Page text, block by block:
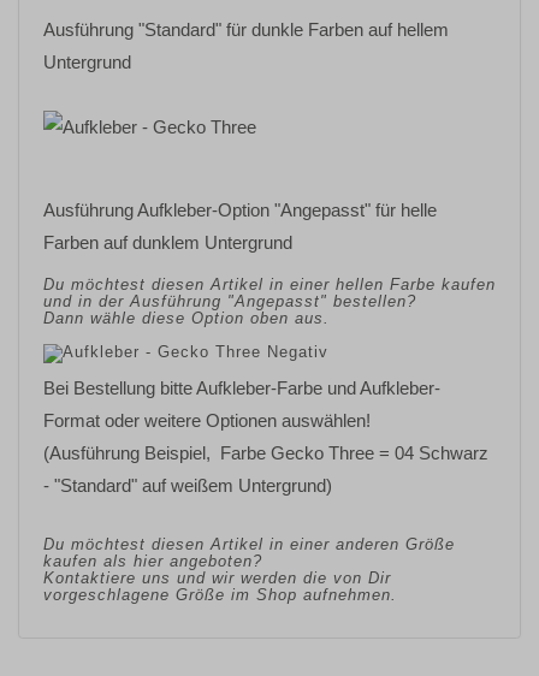
Ausführung "Standard" für dunkle Farben auf hellem
Untergrund
Ausführung Aufkleber-Option "Angepasst" für helle
Farben auf dunklem Untergrund
Du möchtest diesen Artikel in einer hellen Farbe kaufen
und in der Ausführung "Angepasst" bestellen?
Dann wähle diese Option oben aus.
Bei Bestellung bitte Aufkleber-Farbe und Aufkleber-
Format oder weitere Optionen auswählen!
(Ausführung Beispiel, Farbe Gecko Three = 04 Schwarz
- "Standard" auf weißem Untergrund)
Du möchtest diesen Artikel in einer anderen Größe
kaufen als hier angeboten?
Kontaktiere uns und wir werden die von Dir
vorgeschlagene Größe im Shop aufnehmen.